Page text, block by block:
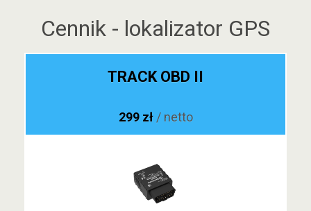
Cennik - lokalizator GPS
TRACK OBD II
299 zł / netto